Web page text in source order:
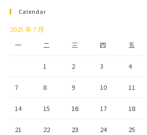
Calendar
2025 年 7 月
一
二 三 四 五
1 2 3 4
7 8 9 10 11
14 15 16 17 18
21 22 23 24 25